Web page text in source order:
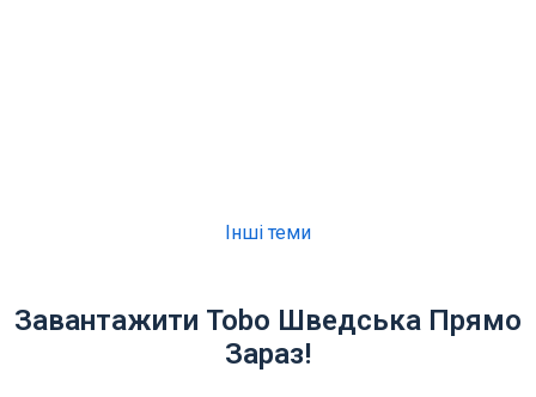
Інші теми
Завантажити Tobo Шведська Прямо
Зараз!